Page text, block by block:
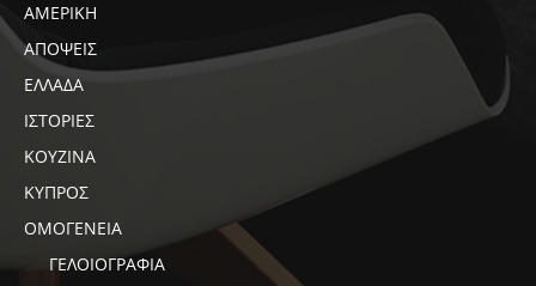
ΑΜΕΡΙΚΗ
ΑΠΟΨΕΙΣ
ΕΛΛΑΔΑ
ΙΣΤΟΡΙΕΣ
ΚΟΥΖΙΝΑ
ΚΥΠΡΟΣ
ΟΜΟΓΕΝΕΙΑ
ΓΕΛΟΙΟΓΡΑΦΙΑ